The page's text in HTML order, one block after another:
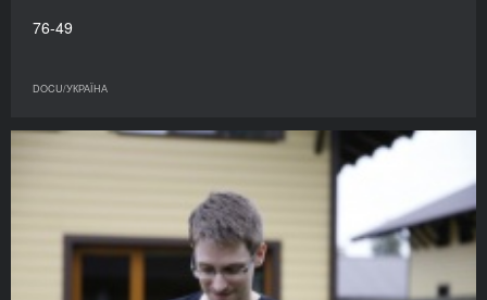
76-49
DOCU/УКРАЇНА